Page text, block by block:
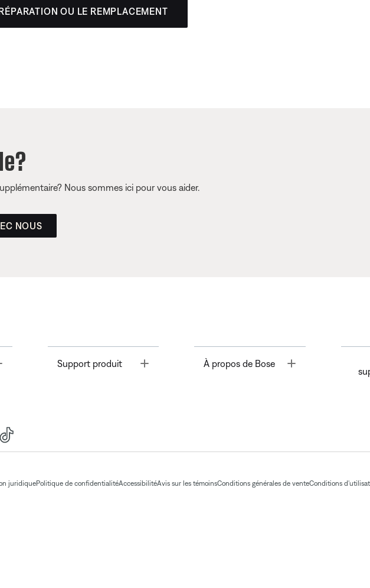
OU LE REMPLACEMENT
Nous sommes ici pour vous aider.
NOUS
Toggle Support produit À propos de Bose Toggle
juridiquePolitique de confidentialitéAccessibilitéAvis sur les témoinsConditions générales de venteConditions